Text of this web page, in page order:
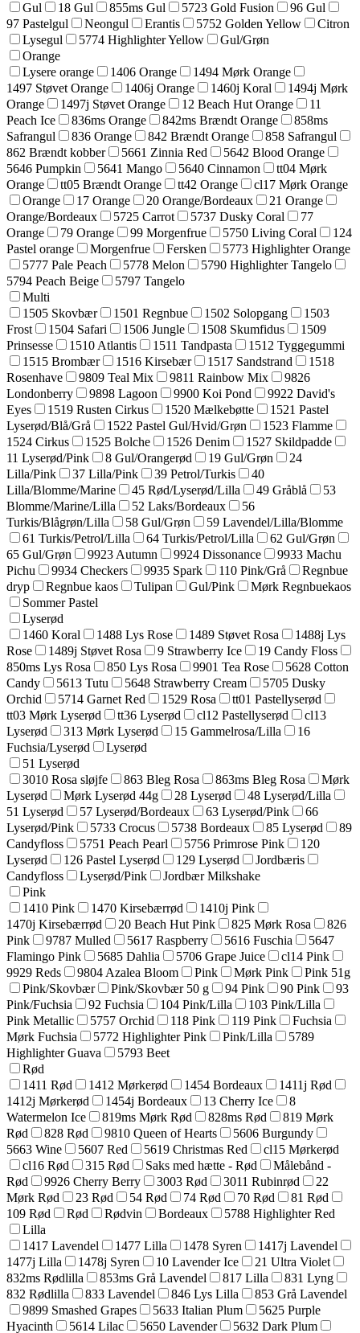
Gul
18 Gul 855ms Gul 5723 Gold Fusion
96 Gul
97 Pastelgul
Neongul Erantis 5752 Golden Yellow
Citron
Lysegul
5774 Highlighter Yellow
Gul/Grøn
Orange
Lysere orange
1406 Orange
1494 Mørk Orange
1497 Støvet Orange
1406j Orange 1460j Koral
1494j Mørk
Orange
1497j Støvet Orange 12 Beach Hut Orange
11
Peach Ice
836ms Orange 842ms Brændt Orange
858ms
Safrangul
836 Orange 842 Brændt Orange
858 Safrangul
862 Brændt kobber
5661 Zinnia Red
5642 Blood Orange
5646 Pumpkin
5641 Mango 5640 Cinnamon
tt04 Mørk
Orange
tt05 Brændt Orange tt42 Orange
cl17 Mørk Orange
Orange
17 Orange 20 Orange/Bordeaux
21 Orange
Orange/Bordeaux
5725 Carrot 5737 Dusky Coral
77
Orange
79 Orange 99 Morgenfrue 5750 Living Coral
124
Pastel orange
Morgenfrue Fersken
5773 Highlighter Orange
5777 Pale Peach
5778 Melon
5790 Highlighter Tangelo
5794 Peach Beige
5797 Tangelo
Multi
1505 Skovbær
1501 Regnbue 1502 Solopgang
1503
Frost
1504 Safari 1506 Jungle 1508 Skumfidus
1509
Prinsesse
1510 Atlantis 1511 Tandpasta
1512 Tyggegummi
1515 Brombær
1516 Kirsebær 1517 Sandstrand
1518
Rosenhave
9809 Teal Mix 9811 Rainbow Mix
9826
Londonberry
9898 Lagoon 9900 Koi Pond
9922 David's
Eyes
1519 Rusten Cirkus 1520 Mælkebøtte
1521 Pastel
Lyserød/Blå/Grå
1522 Pastel Gul/Hvid/Grøn
1523 Flamme
1524 Cirkus
1525 Bolche 1526 Denim
1527 Skildpadde
11 Lyserød/Pink
8 Gul/Orangerød 19 Gul/Grøn
24
Lilla/Pink
37 Lilla/Pink 39 Petrol/Turkis
40
Lilla/Blomme/Marine
45 Rød/Lyserød/Lilla 49 Gråblå
53
Blomme/Marine/Lilla
52 Laks/Bordeaux
56
Turkis/Blågrøn/Lilla
58 Gul/Grøn
59 Lavendel/Lilla/Blomme
61 Turkis/Petrol/Lilla
64 Turkis/Petrol/Lilla
62 Gul/Grøn
65 Gul/Grøn
9923 Autumn 9924 Dissonance
9933 Machu
Pichu
9934 Checkers 9935 Spark 110 Pink/Grå
Regnbue
dryp
Regnbue kaos Tulipan Gul/Pink
Mørk Regnbuekaos
Sommer Pastel
Lyserød
1460 Koral
1488 Lys Rose 1489 Støvet Rosa
1488j Lys
Rose
1489j Støvet Rosa 9 Strawberry Ice
19 Candy Floss
850ms Lys Rosa
850 Lys Rosa 9901 Tea Rose
5628 Cotton
Candy
5613 Tutu 5648 Strawberry Cream
5705 Dusky
Orchid
5714 Garnet Red 1529 Rosa
tt01 Pastellyserød
tt03 Mørk Lyserød
tt36 Lyserød cl12 Pastellyserød
cl13
Lyserød
313 Mørk Lyserød 15 Gammelrosa/Lilla
16
Fuchsia/Lyserød
Lyserød
51 Lyserød
3010 Rosa sløjfe
863 Bleg Rosa 863ms Bleg Rosa
Mørk
Lyserød
Mørk Lyserød 44g 28 Lyserød
48 Lyserød/Lilla
51 Lyserød
57 Lyserød/Bordeaux 63 Lyserød/Pink
66
Lyserød/Pink
5733 Crocus 5738 Bordeaux 85 Lyserød
89
Candyfloss
5751 Peach Pearl 5756 Primrose Pink
120
Lyserød
126 Pastel Lyserød 129 Lyserød
Jordbæris
Candyfloss
Lyserød/Pink
Jordbær Milkshake
Pink
1410 Pink
1470 Kirsebærrød
1410j Pink
1470j Kirsebærrød
20 Beach Hut Pink 825 Mørk Rosa
826
Pink
9787 Mulled 5617 Raspberry 5616 Fuschia
5647
Flamingo Pink
5685 Dahlia 5706 Grape Juice
cl14 Pink
9929 Reds
9804 Azalea Bloom Pink Mørk Pink
Pink 51g
Pink/Skovbær
Pink/Skovbær 50 g 94 Pink 90 Pink
93
Pink/Fuchsia
92 Fuchsia 104 Pink/Lilla
103 Pink/Lilla
Pink Metallic
5757 Orchid 118 Pink 119 Pink
Fuchsia
Mørk Fuchsia
5772 Highlighter Pink Pink/Lilla
5789
Highlighter Guava
5793 Beet
Rød
1411 Rød
1412 Mørkerød 1454 Bordeaux
1411j Rød
1412j Mørkerød
1454j Bordeaux 13 Cherry Ice
8
Watermelon Ice
819ms Mørk Rød 828ms Rød
819 Mørk
Rød
828 Rød 9810 Queen of Hearts
5606 Burgundy
5663 Wine
5607 Red 5619 Christmas Red
cl15 Mørkerød
cl16 Rød
315 Rød Saks med hætte - Rød
Målebånd -
Rød
9926 Cherry Berry 3003 Rød 3011 Rubinrød
22
Mørk Rød
23 Rød 54 Rød 74 Rød 70 Rød
81 Rød
109 Rød
Rød Rødvin Bordeaux
5788 Highlighter Red
Lilla
1417 Lavendel
1477 Lilla 1478 Syren
1417j Lavendel
1477j Lilla
1478j Syren 10 Lavender Ice
21 Ultra Violet
832ms Rødlilla
853ms Grå Lavendel 817 Lilla
831 Lyng
832 Rødlilla
833 Lavendel 846 Lys Lilla
853 Grå Lavendel
9899 Smashed Grapes
5633 Italian Plum
5625 Purple
Hyacinth
5614 Lilac 5650 Lavender 5632 Dark Plum